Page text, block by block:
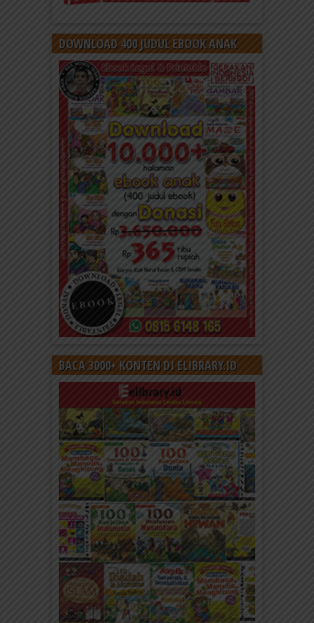
DOWNLOAD 400 JUDUL EBOOK ANAK
BACA 3000+ KONTEN DI ELIBRARY.ID